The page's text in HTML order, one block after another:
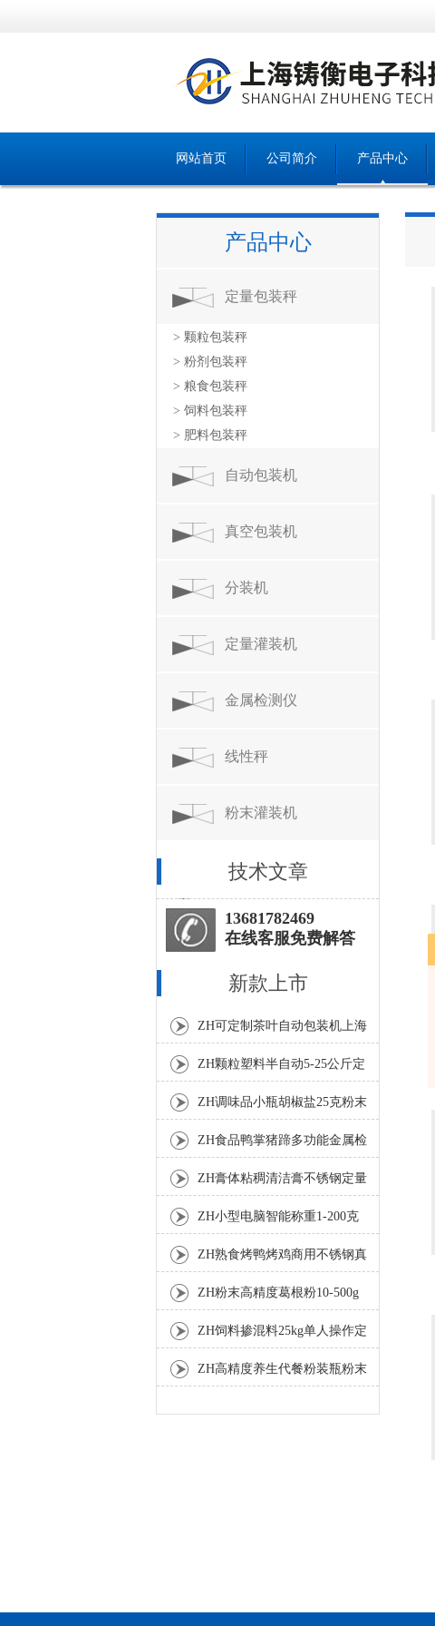
网站首页 公司简介 产品中心
产品中心
定量包装秤
> 颗粒包装秤
> 粉剂包装秤
> 粮食包装秤
> 饲料包装秤
> 肥料包装秤
自动包装机
真空包装机
分装机
定量灌装机
金属检测仪
线性秤
粉末灌装机
技术文章
13681782469
在线客服免费解答
新款上市
ZH可定制茶叶自动包装机上海
厂家
ZH颗粒塑料半自动5-25公斤定
量包装机
ZH调味品小瓶胡椒盐25克粉末
灌装机
ZH食品鸭掌猪蹄多功能金属检
测机
ZH膏体粘稠清洁膏不锈钢定量
灌装机厂家
ZH小型电脑智能称重1-200克
分装机
ZH熟食烤鸭烤鸡商用不锈钢真
空包装机
ZH粉末高精度葛根粉10-500g
自动包装机
ZH饲料掺混料25kg单人操作定
量包装机
ZH高精度养生代餐粉装瓶粉末